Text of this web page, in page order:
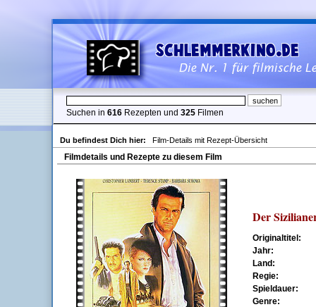
Suchen in 616 Rezepten und 325 Filmen
Du befindest Dich hier: Film-Details mit Rezept-Übersicht
Filmdetails und Rezepte zu diesem Film
Der
Originaltitel:
Jahr:
Land:
Regie:
Spieldauer:
Genre: